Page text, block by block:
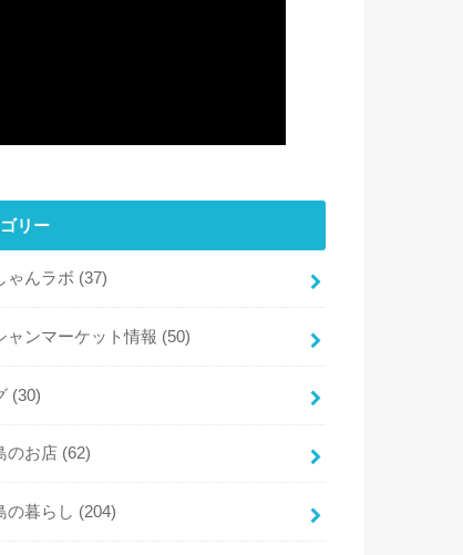
リー
ゃんラボ (37)
ャンマーケット情報 (50)
(30)
のお店 (62)
の暮らし (204)